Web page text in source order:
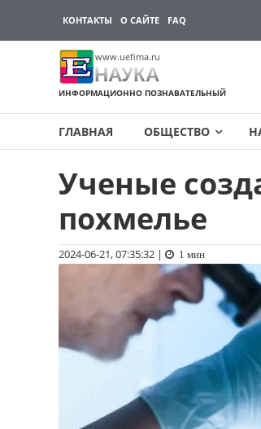
КОНТАКТЫ О САЙТЕ FAQ
www.uefima.ru
НАУКА
ИНФОРМАЦИОННО ПОЗНАВАТЕЛЬНЫЙ
ГЛАВНАЯ ОБЩЕСТВО
содержимому
Ученые
похмелье
2024-06-21, 07:35:32 | 1 мин